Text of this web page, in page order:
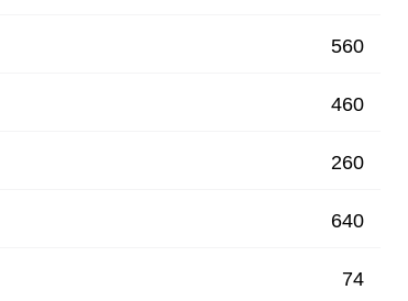
560
460
260
640
74